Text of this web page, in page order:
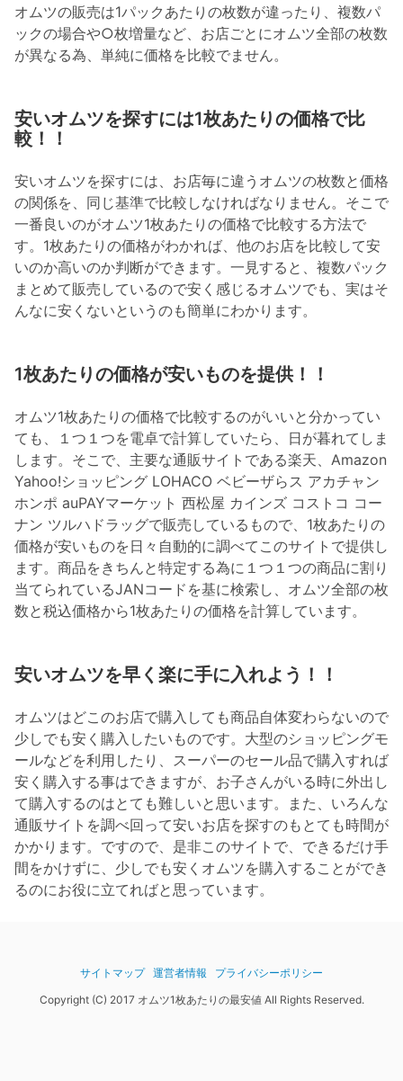
オムツの販売は1パックあたりの枚数が違ったり、複数パ
ックの場合や○枚増量など、お店ごとにオムツ全部の枚数
が異なる為、単純に価格を比較でません。
安いオムツを探すには1枚あたりの価格で比
較！！
安いオムツを探すには、お店毎に違うオムツの枚数と価格
の関係を、同じ基準で比較しなければなりません。そこで
一番良いのがオムツ1枚あたりの価格で比較する方法で
す。1枚あたりの価格がわかれば、他のお店を比較して安
いのか高いのか判断ができます。一見すると、複数パック
まとめて販売しているので安く感じるオムツでも、実はそ
んなに安くないというのも簡単にわかります。
1枚あたりの価格が安いものを提供！！
オムツ1枚あたりの価格で比較するのがいいと分かってい
ても、１つ１つを電卓で計算していたら、日が暮れてしま
します。そこで、主要な通販サイトである楽天、Amazon
Yahoo!ショッピング LOHACO ベビーザらス アカチャン
ホンポ auPAYマーケット 西松屋 カインズ コストコ コー
ナン ツルハドラッグで販売しているもので、1枚あたりの
価格が安いものを日々自動的に調べてこのサイトで提供し
ます。商品をきちんと特定する為に１つ１つの商品に割り
当てられているJANコードを基に検索し、オムツ全部の枚
数と税込価格から1枚あたりの価格を計算しています。
安いオムツを早く楽に手に入れよう！！
オムツはどこのお店で購入しても商品自体変わらないので
少しでも安く購入したいものです。大型のショッピングモ
ールなどを利用したり、スーパーのセール品で購入すれば
安く購入する事はできますが、お子さんがいる時に外出し
て購入するのはとても難しいと思います。また、いろんな
通販サイトを調べ回って安いお店を探すのもとても時間が
かかります。ですので、是非このサイトで、できるだけ手
間をかけずに、少しでも安くオムツを購入することができ
るのにお役に立てればと思っています。
サイトマップ 運営者情報
プライバシーポリシー
Copyright (C) 2017 オムツ1枚あたりの最安値 All Rights Reserved.